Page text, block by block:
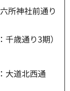
所神社前通り
歳通り3期）
大道北西通